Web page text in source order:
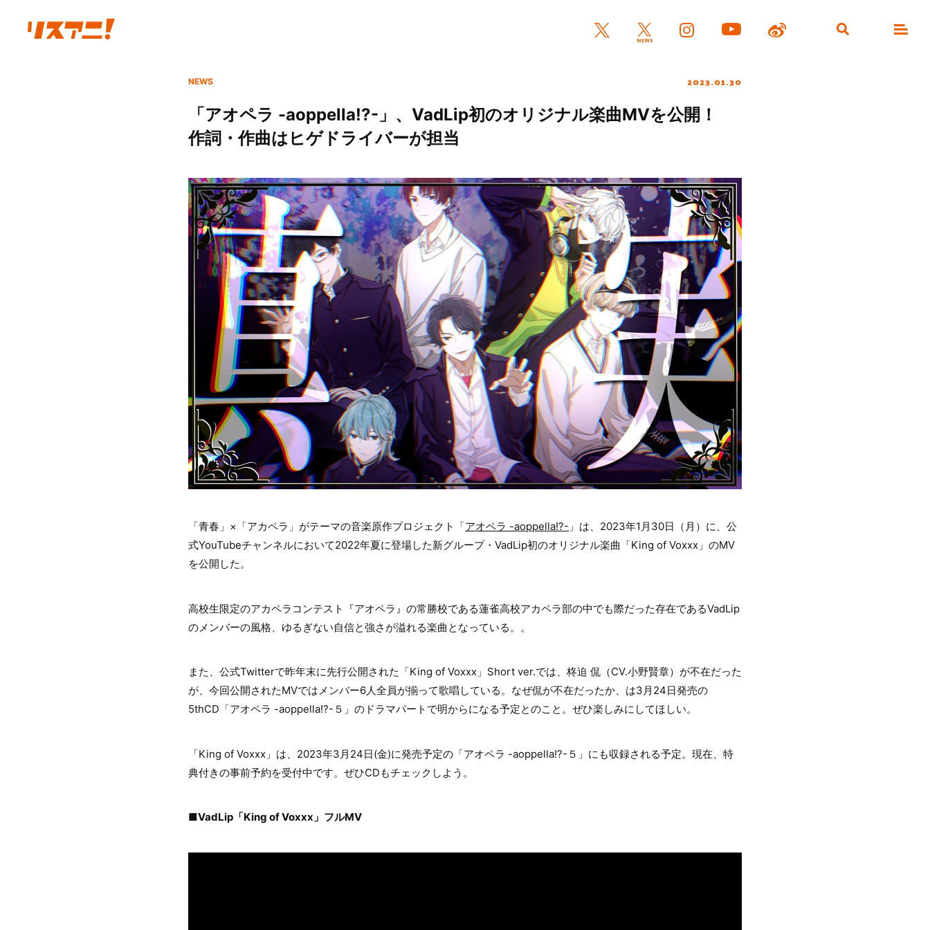
NEWS 2023.01.30
「アオペラ -aoppella!?-」、VadLip初のオリジナル楽曲MVを公開！
作詞・作曲はヒゲドライバーが担当
「青春」×「アカペラ」がテーマの音楽原作プロジェクト「アオペラ -aoppella!?- 」は、2023年1月30日（月）に、公
式YouTubeチャンネルにおいて2022年夏に登場した新グループ・VadLip初のオリジナル楽曲「King of Voxxx」のMV
を公開した。
高校生限定のアカペラコンテスト『アオペラ』の常勝校である蓮雀高校アカペラ部の中でも際だった存在であるVadLip
のメンバーの風格、ゆるぎない自信と強さが溢れる楽曲となっている。。
また、公式Twitterで昨年末に先行公開された「King of Voxxx」Short ver.では、柊迫 侃（CV.小野賢章）が不在だった
が、今回公開されたMVではメンバー6人全員が揃って歌唱している。なぜ侃が不在だったか、は3月24日発売の
5thCD「アオペラ -aoppella!?-５」のドラマパートで明からになる予定とのこと。ぜひ楽しみにしてほしい。
「King of Voxxx」は、2023年3月24日(金)に発売予定の「アオペラ -aoppella!?-５」にも収録される予定。現在、特
典付きの事前予約を受付中です。ぜひCDもチェックしよう。
■VadLip「King of Voxxx」フルMV